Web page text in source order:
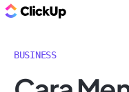
BUSINESS